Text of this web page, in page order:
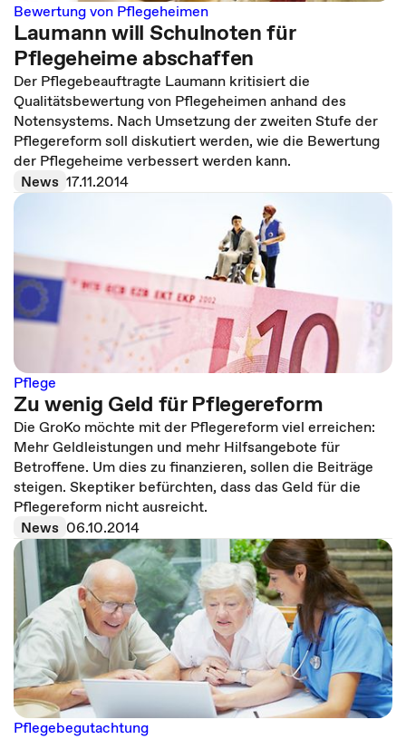
Bewertung von Pflegeheimen
Laumann will Schulnoten für
Pflegeheime abschaffen
Der Pflegebeauftragte Laumann kritisiert die
Qualitätsbewertung von Pflegeheimen anhand des
Notensystems. Nach Umsetzung der zweiten Stufe der
Pflegereform soll diskutiert werden, wie die Bewertung
der Pflegeheime verbessert werden kann.
News 17.11.2014
Pflege
Zu wenig Geld für Pflegereform
Die GroKo möchte mit der Pflegereform viel erreichen:
Mehr Geldleistungen und mehr Hilfsangebote für
Betroffene. Um dies zu finanzieren, sollen die Beiträge
steigen. Skeptiker befürchten, dass das Geld für die
Pflegereform nicht ausreicht.
News 06.10.2014
Pflegebegutachtung